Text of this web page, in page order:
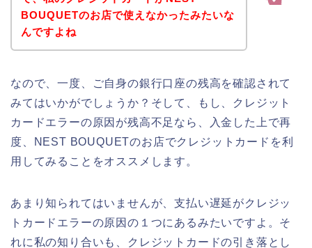
BOUQUETのお店で使えなかったみたいな
んですよね
なので、一度、ご自身の銀行口座の残高を確認されて
みてはいかがでしょうか？そして、もし、クレジット
カードエラーの原因が残高不足なら、入金した上で再
度、NEST BOUQUETのお店でクレジットカードを利
用してみることをオススメします。
あまり知られてはいませんが、支払い遅延がクレジッ
トカードエラーの原因の１つにあるみたいですよ。そ
れに私の知り合いも、クレジットカードの引き落とし